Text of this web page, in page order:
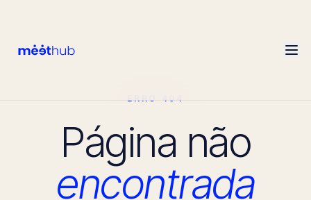
ERRO 404
Página não
encontrada